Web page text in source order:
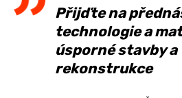
Přijďte na
technologie a
úsporné stavby a
rekonstrukce